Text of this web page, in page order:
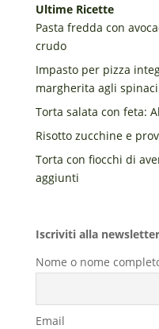
Ultime Ricette
Pasta fredda con
crudo
Impasto per pizza
margherita agli spinaci
Torta salata con feta:
Risotto zucchine e
Torta con fiocchi di
aggiunti
Iscriviti alla newsletter
Nome o nome
Email